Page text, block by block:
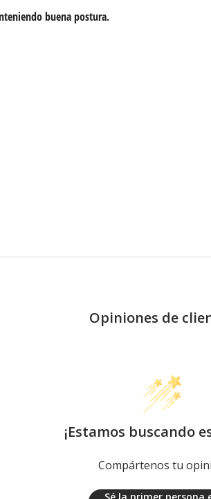
buena postura.
Opiniones de
¡Estamos buscando
Compártenos tu
Sé la primer persona